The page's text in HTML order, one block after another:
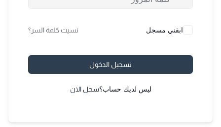
ابقني مسجل نسيت كلمة السر؟
تسجيل الدخول
ليس لديك حساب؟سجل الان